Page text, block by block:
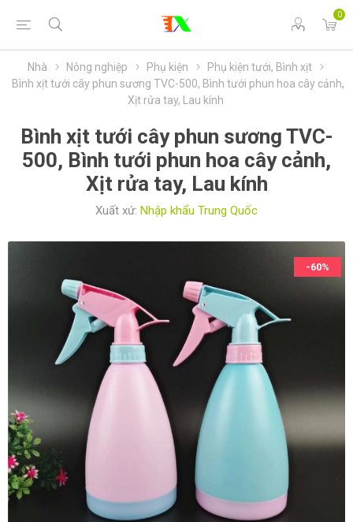
0
Nhà Nông nghiệp Phụ kiện
Phụ kiện tưới, Bình xịt
Bình xịt tưới cây phun sương TVC-500, Bình tưới phun hoa cây cảnh,
Xịt rửa tay, Lau kính
Bình xịt tưới cây phun sương TVC-
500, Bình tưới phun hoa cây cảnh,
Xịt rửa tay, Lau kính
Xuất xứ: Nhập khẩu Trung Quốc
-60%